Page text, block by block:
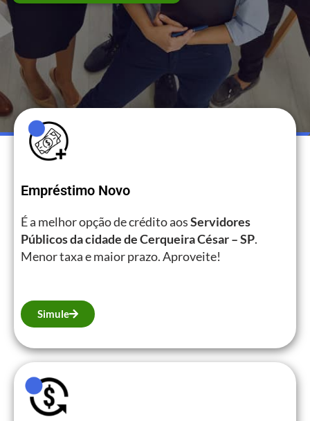
Empréstimo Novo
É a melhor opção de crédito aosServidores
Públicos da cidade de Cerqueira César – SP.
Menor taxa e maior prazo. Aproveite!
Simule